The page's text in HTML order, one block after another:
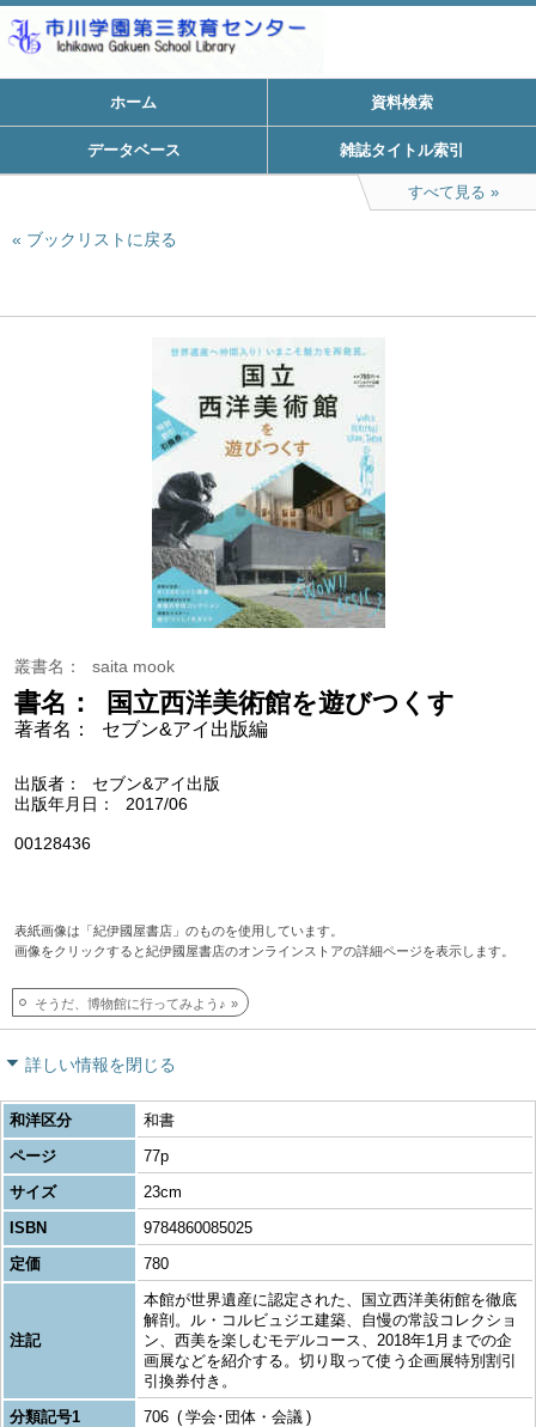
ホーム 資料検索
データベース 雑誌タイトル索引
すべて見る
ブックリストに戻る
叢書名 saita mook
書名 国立西洋美術館を遊びつくす
著者名 セブン&アイ出版編
出版者
セブン&アイ出版
出版年月日
2017/06
00128436
表紙画像は「紀伊國屋書店」のものを使用しています。
画像をクリックすると紀伊國屋書店のオンラインストアの詳細ページを表示します。
そうだ、博物館に行ってみよう♪
詳しい情報を閉じる
和洋区分
和書
ページ
77p
サイズ
23cm
ISBN
9784860085025
定価
780
注記
本館が世界遺産に認定された、国立西洋美術館を徹底
解剖。ル・コルビュジエ建築、自慢の常設コレクショ
ン、西美を楽しむモデルコース、2018年1月までの企
画展などを紹介する。切り取って使う企画展特別割引
引換券付き。
分類記号1
706
学会･団体・会議